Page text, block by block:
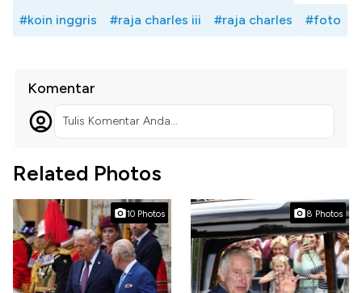
#koin inggris #raja charles iii #raja charles #foto
Komentar
Tulis Komentar Anda...
Related Photos
10 Photos 8 Photos